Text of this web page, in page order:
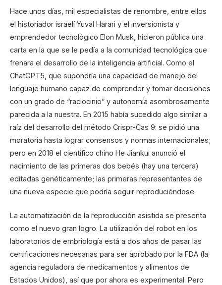
Hace unos días, mil especialistas de renombre, entre ellos
el historiador israelí Yuval Harari y el inversionista y
emprendedor tecnológico Elon Musk, hicieron pública una
carta en la que se le pedía a la comunidad tecnológica que
frenara el desarrollo de la inteligencia artificial. Como el
ChatGPT5, que supondría una capacidad de manejo del
lenguaje humano capaz de comprender y tomar decisiones
con un grado de “raciocinio” y autonomía asombrosamente
parecida a la nuestra. En 2015 había sucedido algo similar a
raíz del desarrollo del método Crispr-Cas 9: se pidió una
moratoria hasta lograr consensos y normas internacionales;
pero en 2018 el científico chino He Jiankui anunció el
nacimiento de las primeras dos bebés (hay una tercera)
editadas genéticamente; las primeras representantes de
una nueva especie que podría seguir reproduciéndose.
La automatización de la reproducción asistida se presenta
como el nuevo gran logro. La utilización del robot en los
laboratorios de embriología está a dos años de pasar las
certificaciones necesarias para ser aprobado por la FDA (la
agencia reguladora de medicamentos y alimentos de
Estados Unidos), así que por ahora es experimental. Pero